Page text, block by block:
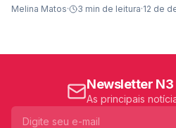
Melina Matos· 3 min de leitura·12 de
Newsletter N3
As principais